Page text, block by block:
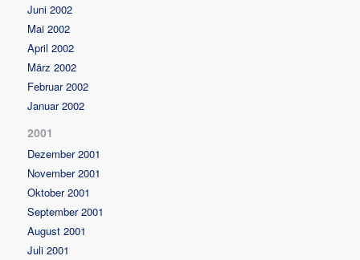
Juni 2002
Mai 2002
April 2002
März 2002
Februar 2002
Januar 2002
2001
Dezember 2001
November 2001
Oktober 2001
September 2001
August 2001
Juli 2001